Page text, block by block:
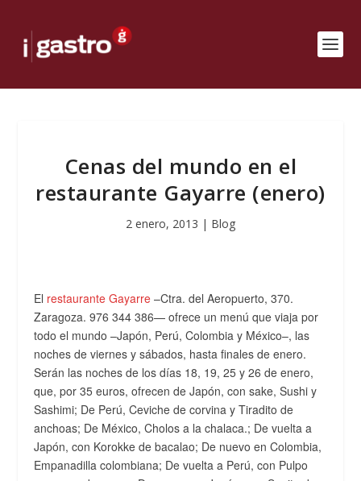
Cenas del mundo en el
restaurante Gayarre (enero)
2 enero, 2013 | Blog
El restaurante Gayarre –Ctra. del Aeropuerto, 370.
Zaragoza. 976 344 386— ofrece un menú que viaja por
todo el mundo –Japón, Perú, Colombia y México–, las
noches de viernes y sábados, hasta finales de enero.
Serán las noches de los días 18, 19, 25 y 26 de enero,
que, por 35 euros, ofrecen de Japón, con sake, Sushi y
Sashimi; De Perú, Ceviche de corvina y Tiradito de
anchoas; De México, Cholos a la chalaca.; De vuelta a
Japón, con Korokke de bacalao; De nuevo en Colombia,
Empanadilla colombiana; De vuelta a Perú, con Pulpo